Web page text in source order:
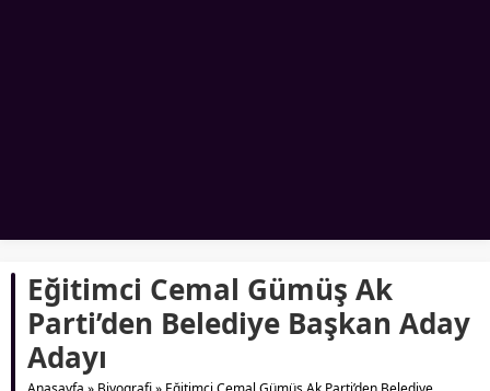
Eğitimci Cemal Gümüş Ak
Parti’den Belediye Başkan Aday
Adayı